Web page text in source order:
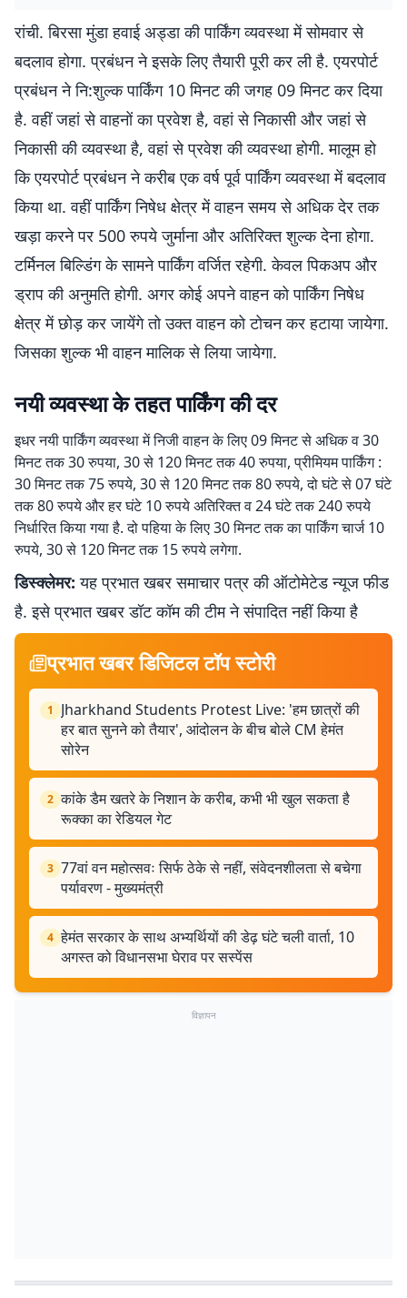
रांची. बिरसा मुंडा हवाई अड्डा की पार्किंग व्यवस्था में सोमवार से
बदलाव होगा. प्रबंधन ने इसके लिए तैयारी पूरी कर ली है. एयरपोर्ट
प्रबंधन ने नि:शुल्क पार्किंग 10 मिनट की जगह 09 मिनट कर दिया
है. वहीं जहां से वाहनों का प्रवेश है, वहां से निकासी और जहां से
निकासी की व्यवस्था है, वहां से प्रवेश की व्यवस्था होगी. मालूम हो
कि एयरपोर्ट प्रबंधन ने करीब एक वर्ष पूर्व पार्किंग व्यवस्था में बदलाव
किया था. वहीं पार्किंग निषेध क्षेत्र में वाहन समय से अधिक देर तक
खड़ा करने पर 500 रुपये जुर्माना और अतिरिक्त शुल्क देना होगा.
टर्मिनल बिल्डिंग के सामने पार्किंग वर्जित रहेगी. केवल पिकअप और
ड्राप की अनुमति होगी. अगर कोई अपने वाहन को पार्किंग निषेध
क्षेत्र में छोड़ कर जायेंगे तो उक्त वाहन को टोचन कर हटाया जायेगा.
जिसका शुल्क भी वाहन मालिक से लिया जायेगा.
नयी व्यवस्था के तहत पार्किंग की दर
इधर नयी पार्किंग व्यवस्था में निजी वाहन के लिए 09 मिनट से अधिक व 30
मिनट तक 30 रुपया, 30 से 120 मिनट तक 40 रुपया, प्रीमियम पार्किंग :
30 मिनट तक 75 रुपये, 30 से 120 मिनट तक 80 रुपये, दो घंटे से 07 घंटे
तक 80 रुपये और हर घंटे 10 रुपये अतिरिक्त व 24 घंटे तक 240 रुपये
निर्धारित किया गया है. दो पहिया के लिए 30 मिनट तक का पार्किंग चार्ज 10
रुपये, 30 से 120 मिनट तक 15 रुपये लगेगा.
डिस्क्लेमर: यह प्रभात खबर समाचार पत्र की ऑटोमेटेड न्यूज फीड
है. इसे प्रभात खबर डॉट कॉम की टीम ने संपादित नहीं किया है
प्रभात खबर डिजिटल टॉप स्टोरी
1
Jharkhand Students Protest Live: 'हम छात्रों की
हर बात सुनने को तैयार', आंदोलन के बीच बोले CM हेमंत
सोरेन
2 कांके डैम खतरे के निशान के करीब, कभी भी खुल सकता है
रूक्का का रेडियल गेट
3 77वां वन महोत्सवः सिर्फ ठेके से नहीं, संवेदनशीलता से बचेगा
पर्यावरण - मुख्यमंत्री
4 हेमंत सरकार के साथ अभ्यर्थियों की डेढ़ घंटे चली वार्ता, 10
अगस्त को विधानसभा घेराव पर सस्पेंस
विज्ञापन